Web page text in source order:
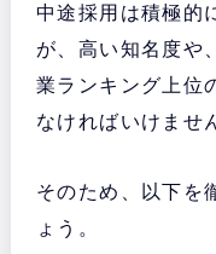
中途採用は積極的
が、高い知名度や
業ランキング上位
なければいけませ
そのため、以下を
ょう。